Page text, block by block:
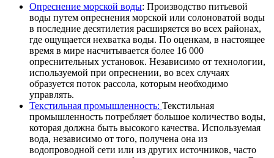
Опреснение морской воды: Производство питьевой
воды путем опреснения морской или солоноватой воды
в последние десятилетия расширяется во всех районах,
где ощущается нехватка воды. По оценкам, в настоящее
время в мире насчитывается более 16 000
опреснительных установок. Независимо от технологии,
используемой при опреснении, во всех случаях
образуется поток рассола, которым необходимо
управлять.
Текстильная промышленность: Текстильная
промышленность потребляет большое количество воды,
которая должна быть высокого качества. Используемая
вода, независимо от того, получена она из
водопроводной сети или из других источников, часто